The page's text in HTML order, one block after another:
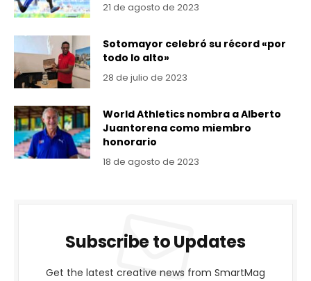
21 de agosto de 2023
Sotomayor celebró su récord «por
todo lo alto»
28 de julio de 2023
World Athletics nombra a Alberto
Juantorena como miembro
honorario
18 de agosto de 2023
Subscribe to Updates
Get the latest creative news from SmartMag